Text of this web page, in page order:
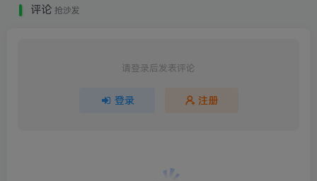
评论 抢沙发
请登录后发表评论
登录 注册